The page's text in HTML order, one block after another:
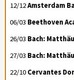
12/12Amsterdam
06/03 Beethoven
26/03 Bach:
27/03 Bach:
22/10 Cervantes